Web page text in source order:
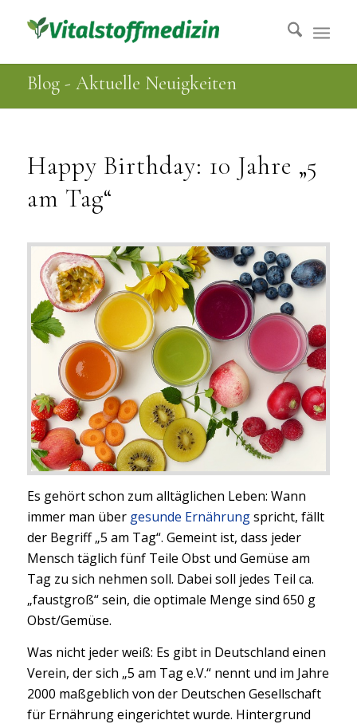
Blog - Aktuelle Neuigkeiten
Happy Birthday: 10 Jahre „5
am Tag“
Es gehört schon zum alltäglichen Leben: Wann
immer man über gesunde Ernährungspricht, fällt
der Begriff „5 am Tag“. Gemeint ist, dass jeder
Mensch täglich fünf Teile Obst und Gemüse am
Tag zu sich nehmen soll. Dabei soll jedes Teil ca.
„faustgroß“ sein, die optimale Menge sind 650 g
Obst/Gemüse.
Was nicht jeder weiß: Es gibt in Deutschland einen
Verein, der sich „5 am Tag e.V.“ nennt und im Jahre
2000 maßgeblich von der Deutschen Gesellschaft
für Ernährung eingerichtet wurde. Hintergrund